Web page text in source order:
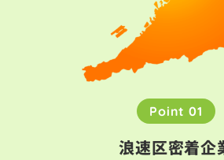
Point 01
浪速区密着企